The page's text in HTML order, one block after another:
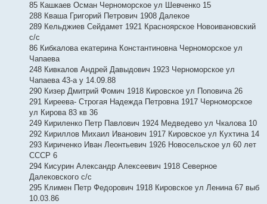
85 Кашкаев Осман Черноморское ул Шевченко 15
288 Кваша Григорий Петрович 1908 Далекое
289 Кельджиев Сейдамет 1921 Красноярское Новоивановский
с/с
86 Кибкалова екатерина Константиновна Черноморское ул
Чапаева
248 Кивкалов Андрей Давыдович 1923 Черноморское ул
Чапаева 43-а у 14.09.88
290 Кизер Дмитрий Фомич 1918 Кировское ул Поповича 26
291 Киреева- Строгая Надежда Петровна 1917 Черноморское
ул Кирова 83 кв 36
249 Кириленко Петр Павлович 1924 Медведево ул Чкалова 10
292 Кириллов Михаил Иванович 1917 Кировское ул Кухтина 14
293 Кириченко Иван Леонтьевич 1926 Новосельское ул 60 лет
СССР 6
294 Кисурин Александр Алексеевич 1918 Северное
Далековского с/с
295 Климен Петр Федорович 1918 Кировское ул Ленина 67 выб
10.03.86